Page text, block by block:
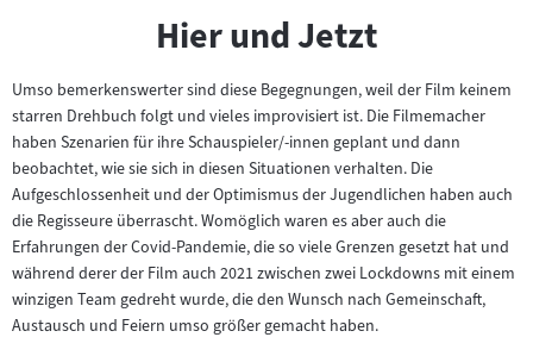
Hier und Jetzt
Umso bemerkenswerter sind diese Begegnungen, weil der Film keinem
starren Drehbuch folgt und vieles improvisiert ist. Die Filmemacher
haben Szenarien für ihre Schauspieler/-innen geplant und dann
beobachtet, wie sie sich in diesen Situationen verhalten. Die
Aufgeschlossenheit und der Optimismus der Jugendlichen haben auch
die Regisseure überrascht. Womöglich waren es aber auch die
Erfahrungen der Covid-Pandemie, die so viele Grenzen gesetzt hat und
während derer der Film auch 2021 zwischen zwei Lockdowns mit einem
winzigen Team gedreht wurde, die den Wunsch nach Gemeinschaft,
Austausch und Feiern umso größer gemacht haben.